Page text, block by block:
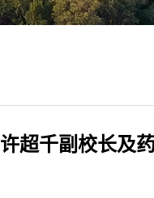
许超千副校长及